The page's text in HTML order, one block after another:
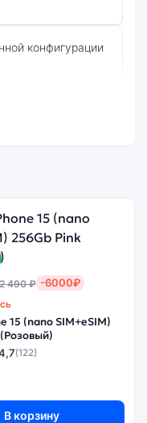
490 ₽ -6000₽
15 (nano SIM+eSIM)
(122)
В корзину